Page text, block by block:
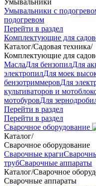
Умывальники
Умывальники с
подогревом
Перейти в раздел
Комплектующие для
Каталог/Садовая техника/
Комплектующие для
МаслаДля бензопилДля
электропилДля моек
бензотриммеровДля
культиваторов и
мотобуровДля
Перейти в раздел
Перейти в раздел
Сварочное оборудование
Каталог/
Сварочное оборудование
Сварочные краги
трубСварочные аппараты
Каталог/Сварочное
Сварочные аппараты